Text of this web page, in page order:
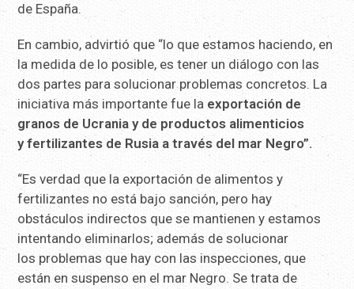
de España.
En cambio, advirtió que “lo que estamos haciendo, en
la medida de lo posible, es tener un diálogo con las
dos partes para solucionar problemas concretos. La
iniciativa más importante fue la exportación de
granos de Ucrania y de productos alimenticios
y fertilizantes de Rusia a través del mar Negro”.
“Es verdad que la exportación de alimentos y
fertilizantes no está bajo sanción, pero hay
obstáculos indirectos que se mantienen y estamos
intentando eliminarlos; además de solucionar
los problemas que hay con las inspecciones, que
están en suspenso en el mar Negro. Se trata de